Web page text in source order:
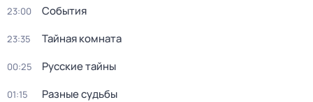
23:00 События
23:35 Тайная комната
00:25 Русские тайны
01:15 Разные судьбы